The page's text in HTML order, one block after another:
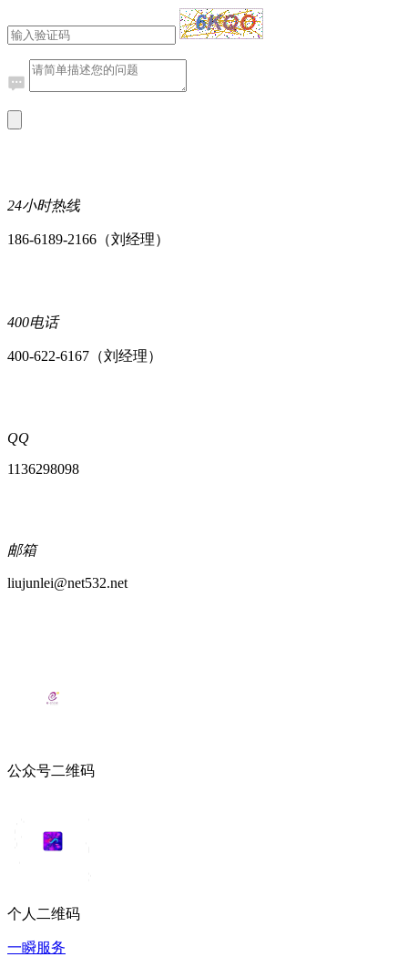
24小时热线
186-6189-2166（刘经理）
400电话
400-622-6167（刘经理）
QQ
1136298098
邮箱
liujunlei@net532.net
公众号二维码
个人二维码
一瞬服务